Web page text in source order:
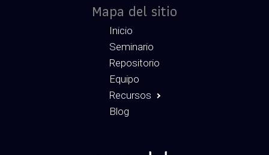
Mapa del sitio
Inicio
Seminario
Repositorio
Equipo
Recursos
Blog